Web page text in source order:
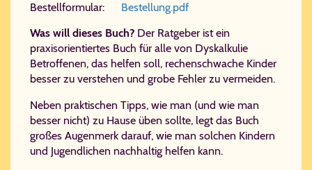
Be­stell­for­mu­lar:
Be​stel​lung.​pdf
Was will dieses Buch? Der Ratgeber ist ein
praxisorientiertes Buch für alle von Dyskalkulie
Betroffenen, das helfen soll, rechenschwache Kinder
besser zu verstehen und grobe Fehler zu vermeiden.
Neben praktischen Tipps, wie man (und wie man
besser nicht) zu Hause üben sollte, legt das Buch
großes Augenmerk darauf, wie man solchen Kindern
und Jugendlichen nachhaltig helfen kann.